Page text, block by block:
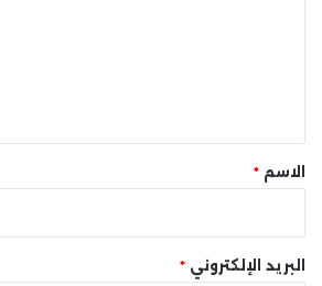
* الاسم *
البريد الإلكتروني *